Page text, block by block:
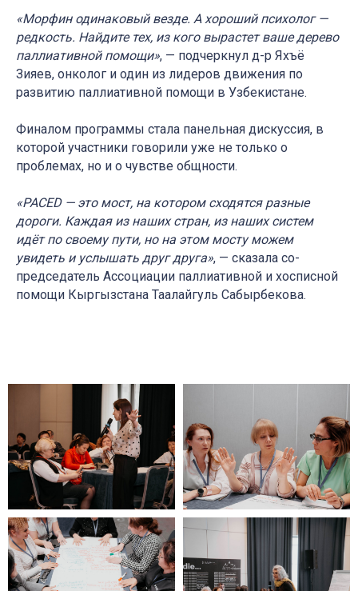
«Морфин одинаковый везде. А хороший психолог —
редкость. Найдите тех, из кого вырастет ваше дерево
паллиативной помощи», — подчеркнул д-р Яхъё
Зияев, онколог и один из лидеров движения по
развитию паллиативной помощи в Узбекистане.
Финалом программы стала панельная дискуссия, в
которой участники говорили уже не только о
проблемах, но и о чувстве общности.
«PACED — это мост, на котором сходятся разные
дороги. Каждая из наших стран, из наших систем
идёт по своему пути, но на этом мосту можем
увидеть и услышать друг друга», — сказала со-
председатель Ассоциации паллиативной и хосписной
помощи Кыргызстана Таалайгуль Сабырбекова.